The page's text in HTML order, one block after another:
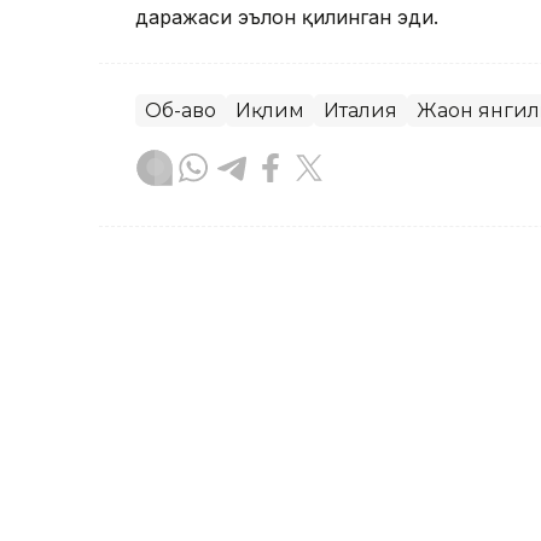
даражаси эълон қилинган эди.
Об-ҳаво Иқлим Италия Жаҳон